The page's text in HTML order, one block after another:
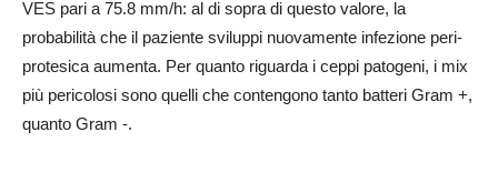
VES pari a 75.8 mm/h: al di sopra di questo valore, la
probabilità che il paziente sviluppi nuovamente infezione peri-
protesica aumenta. Per quanto riguarda i ceppi patogeni, i mix
più pericolosi sono quelli che contengono tanto batteri Gram +,
quanto Gram -.